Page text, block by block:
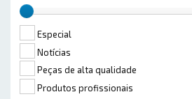
Especial
Notícias
Peças de alta qualidade
Produtos profissionais